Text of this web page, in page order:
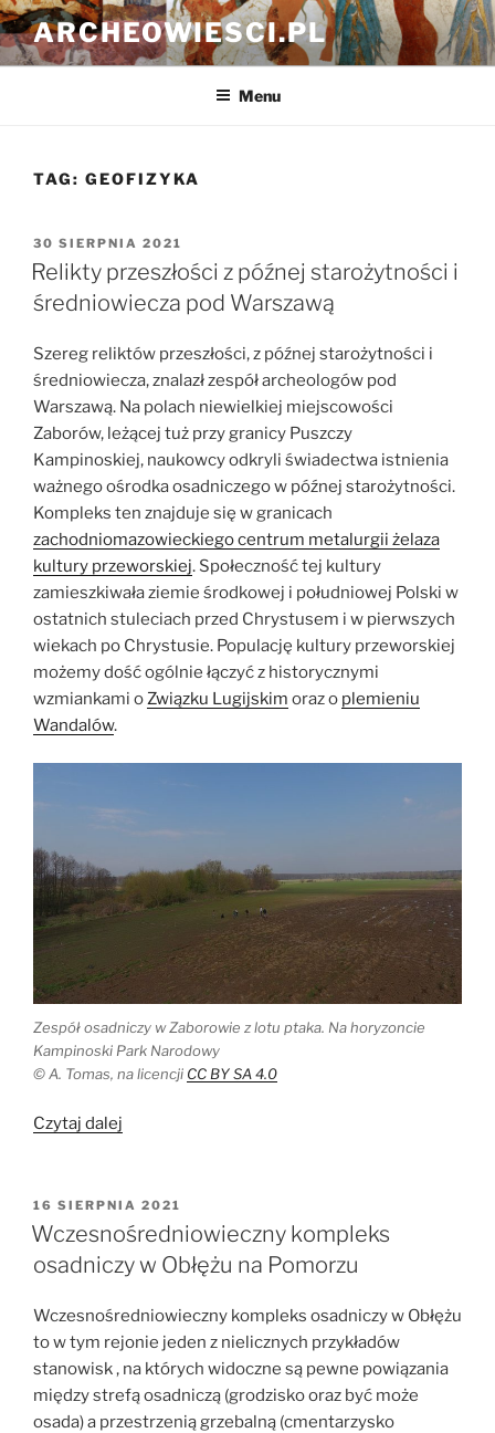
Przejdź
do
treści
ARCHEOWIESCI.PL
Menu
TAG: GEOFIZYKA
OPUBLIKOWANE
W
30 SIERPNIA 2021
Relikty przeszłości z późnej starożytności i
średniowiecza pod Warszawą
Szereg reliktów przeszłości, z późnej starożytności i
średniowiecza, znalazł zespół archeologów pod
Warszawą. Na polach niewielkiej miejscowości
Zaborów, leżącej tuż przy granicy Puszczy
Kampinoskiej, naukowcy odkryli świadectwa istnienia
ważnego ośrodka osadniczego w późnej starożytności.
Kompleks ten znajduje się w granicach
zachodniomazowieckiego centrum metalurgii żelaza
kultury przeworskiej. Społeczność tej kultury
zamieszkiwała ziemie środkowej i południowej Polski w
ostatnich stuleciach przed Chrystusem i w pierwszych
wiekach po Chrystusie. Populację kultury przeworskiej
możemy dość ogólnie łączyć z historycznymi
wzmiankami oZwiązku Lugijskim oraz o plemieniu
Wandalów.
Zespół osadniczy w Zaborowie z lotu ptaka. Na horyzoncie
Kampinoski Park Narodowy
© A. Tomas, na licencji CC BY SA 4.0
Czytaj dalej
późnej
starożytności
średniowiecza
pod
Warszawą”
OPUBLIKOWANE
W
16 SIERPNIA 2021
Wczesnośredniowieczny kompleks
osadniczy w Obłężu na Pomorzu
Wczesnośredniowieczny kompleks osadniczy w Obłężu
to w tym rejonie jeden z nielicznych przykładów
stanowisk , na których widoczne są pewne powiązania
między strefą osadniczą (grodzisko oraz być może
osada) a przestrzenią grzebalną (cmentarzysko